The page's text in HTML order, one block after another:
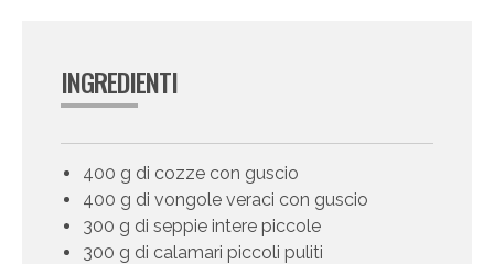
INGREDIENTI
400 g di cozze con guscio
400 g di vongole veraci con guscio
300 g di seppie intere piccole
300 g di calamari piccoli puliti